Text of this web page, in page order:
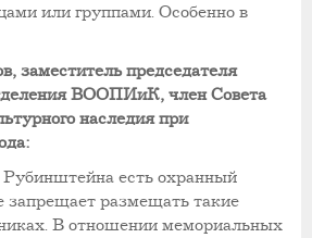
или группами. Особенно в
заместитель председателя
ВООПИиК, член Совета
наследия при
есть охранный
запрещает размещать такие
В отношении мемориальных